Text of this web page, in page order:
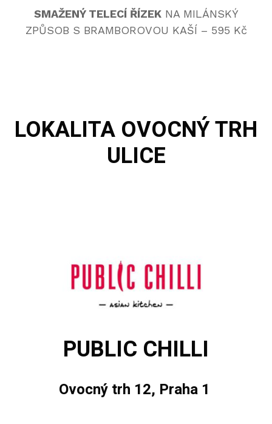
SMAŽENÝ TELECÍ ŘÍZEKNA MILÁNSKÝ
ZPŮSOB S BRAMBOROVOU KAŠÍ – 595 Kč
LOKALITA OVOCNÝ TRH
ULICE
PUBLIC CHILLI
Ovocný trh 12, Praha 1